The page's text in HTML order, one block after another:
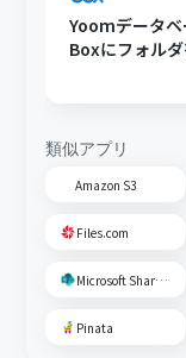
Yoomデータ
Boxにフォル
類似アプリ
Amazon S3
Files.com
Microsoft SharePoint
Pinata